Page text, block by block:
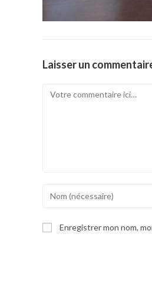
Laisser un
Comment
Enter
name
or
Enregistrer mon nom,